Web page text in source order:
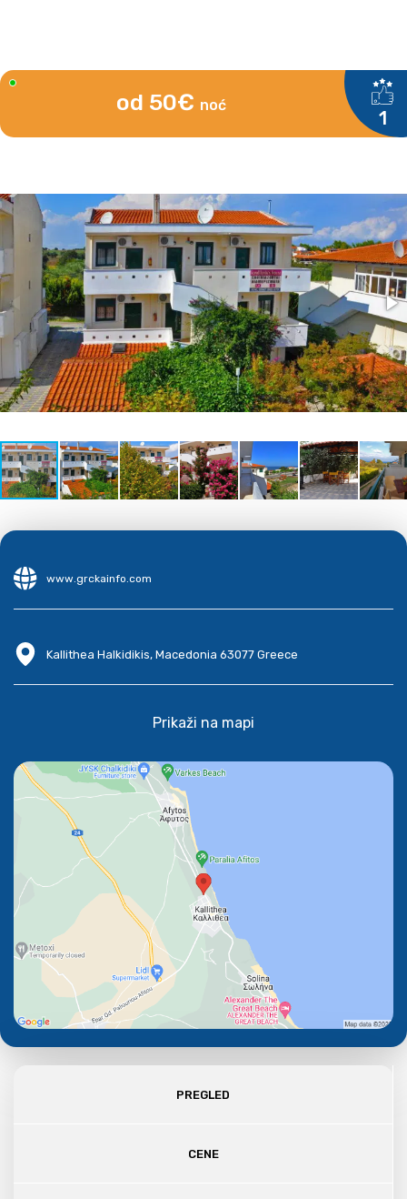
1
od 50€ noć
www.grckainfo.com
Kallithea Halkidikis, Macedonia 63077 Greece
Prikaži na mapi
PREGLED
CENE